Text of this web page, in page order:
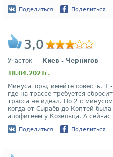
Поделиться Поделиться
3,0
Участок — Киев - Чернигов
18.04.2021г.
Минусаторы, имейте совесть. 1
где на трассе требуется
трасса не идеал. Но 2 с
когда от Сыраёв до Коптей
апофигеем у Козельца. А сейчас
Поделиться Поделиться